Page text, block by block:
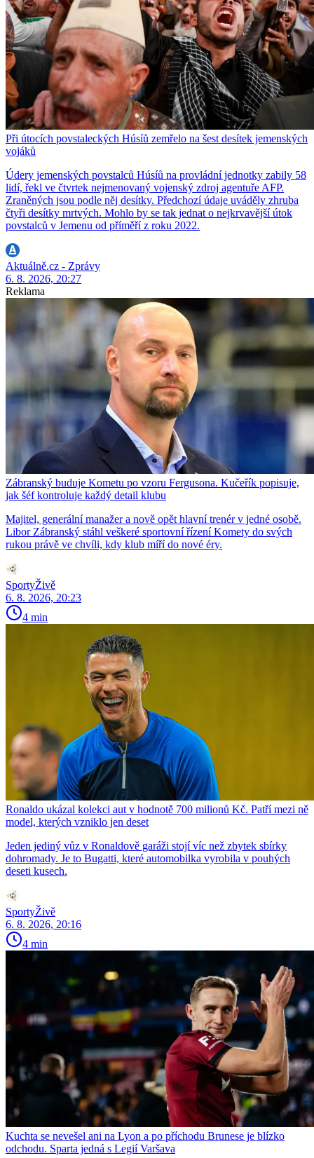
Při útocích povstaleckých Húsíů zemřelo na šest desítek jemenských
vojáků
Údery jemenských povstalců Húsíů na provládní jednotky zabily 58
lidí, řekl ve čtvrtek nejmenovaný vojenský zdroj agentuře AFP.
Zraněných jsou podle něj desítky. Předchozí údaje uváděly zhruba
čtyři desítky mrtvých. Mohlo by se tak jednat o nejkrvavější útok
povstalců v Jemenu od příměří z roku 2022.
Aktuálně.cz - Zprávy
6. 8. 2026, 20:27
Reklama
Zábranský buduje Kometu po vzoru Fergusona. Kučeřík popisuje,
jak šéf kontroluje každý detail klubu
Majitel, generální manažer a nově opět hlavní trenér v jedné osobě.
Libor Zábranský stáhl veškeré sportovní řízení Komety do svých
rukou právě ve chvíli, kdy klub míří do nové éry.
SportyŽivě
6. 8. 2026, 20:23
4 min
Ronaldo ukázal kolekci aut v hodnotě 700 milionů Kč. Patří mezi ně
model, kterých vzniklo jen deset
Jeden jediný vůz v Ronaldově garáži stojí víc než zbytek sbírky
dohromady. Je to Bugatti, které automobilka vyrobila v pouhých
deseti kusech.
SportyŽivě
6. 8. 2026, 20:16
4 min
Kuchta se nevešel ani na Lyon a po příchodu Brunese je blízko
odchodu. Sparta jedná s Legií Varšava